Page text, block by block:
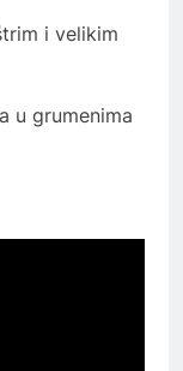
i velikim
u grumenima